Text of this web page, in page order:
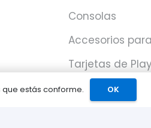
Consolas
Accesorios
Tarjetas de
Network
estás conforme. OK